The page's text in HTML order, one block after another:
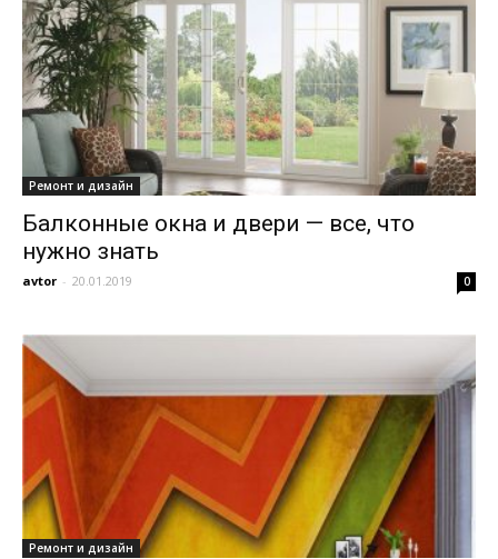
Ремонт и дизайн
Балконные окна и двери — все, что
нужно знать
avtor - 20.01.2019 0
Ремонт и дизайн